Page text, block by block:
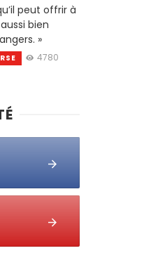
peut offrir à
bien
»
4780